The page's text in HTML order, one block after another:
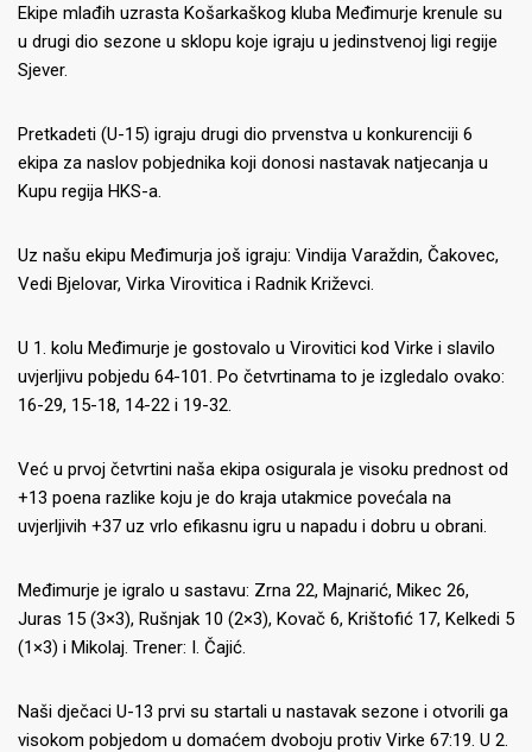
Ekipe mlađih uzrasta Košarkaškog kluba Međimurje krenule su
u drugi dio sezone u sklopu koje igraju u jedinstvenoj ligi regije
Sjever.
Pretkadeti (U-15) igraju drugi dio prvenstva u konkurenciji 6
ekipa za naslov pobjednika koji donosi nastavak natjecanja u
Kupu regija HKS-a.
Uz našu ekipu Međimurja još igraju: Vindija Varaždin, Čakovec,
Vedi Bjelovar, Virka Virovitica i Radnik Križevci.
U 1. kolu Međimurje je gostovalo u Virovitici kod Virke i slavilo
uvjerljivu pobjedu 64-101. Po četvrtinama to je izgledalo ovako:
16-29, 15-18, 14-22 i 19-32.
Već u prvoj četvrtini naša ekipa osigurala je visoku prednost od
+13 poena razlike koju je do kraja utakmice povećala na
uvjerljivih +37 uz vrlo efikasnu igru u napadu i dobru u obrani.
Međimurje je igralo u sastavu: Zrna 22, Majnarić, Mikec 26,
Juras 15 (3×3), Rušnjak 10 (2×3), Kovač 6, Krištofić 17, Kelkedi 5
(1×3) i Mikolaj. Trener: I. Čajić.
Naši dječaci U-13 prvi su startali u nastavak sezone i otvorili ga
visokom pobjedom u domaćem dvoboju protiv Virke 67:19. U 2.